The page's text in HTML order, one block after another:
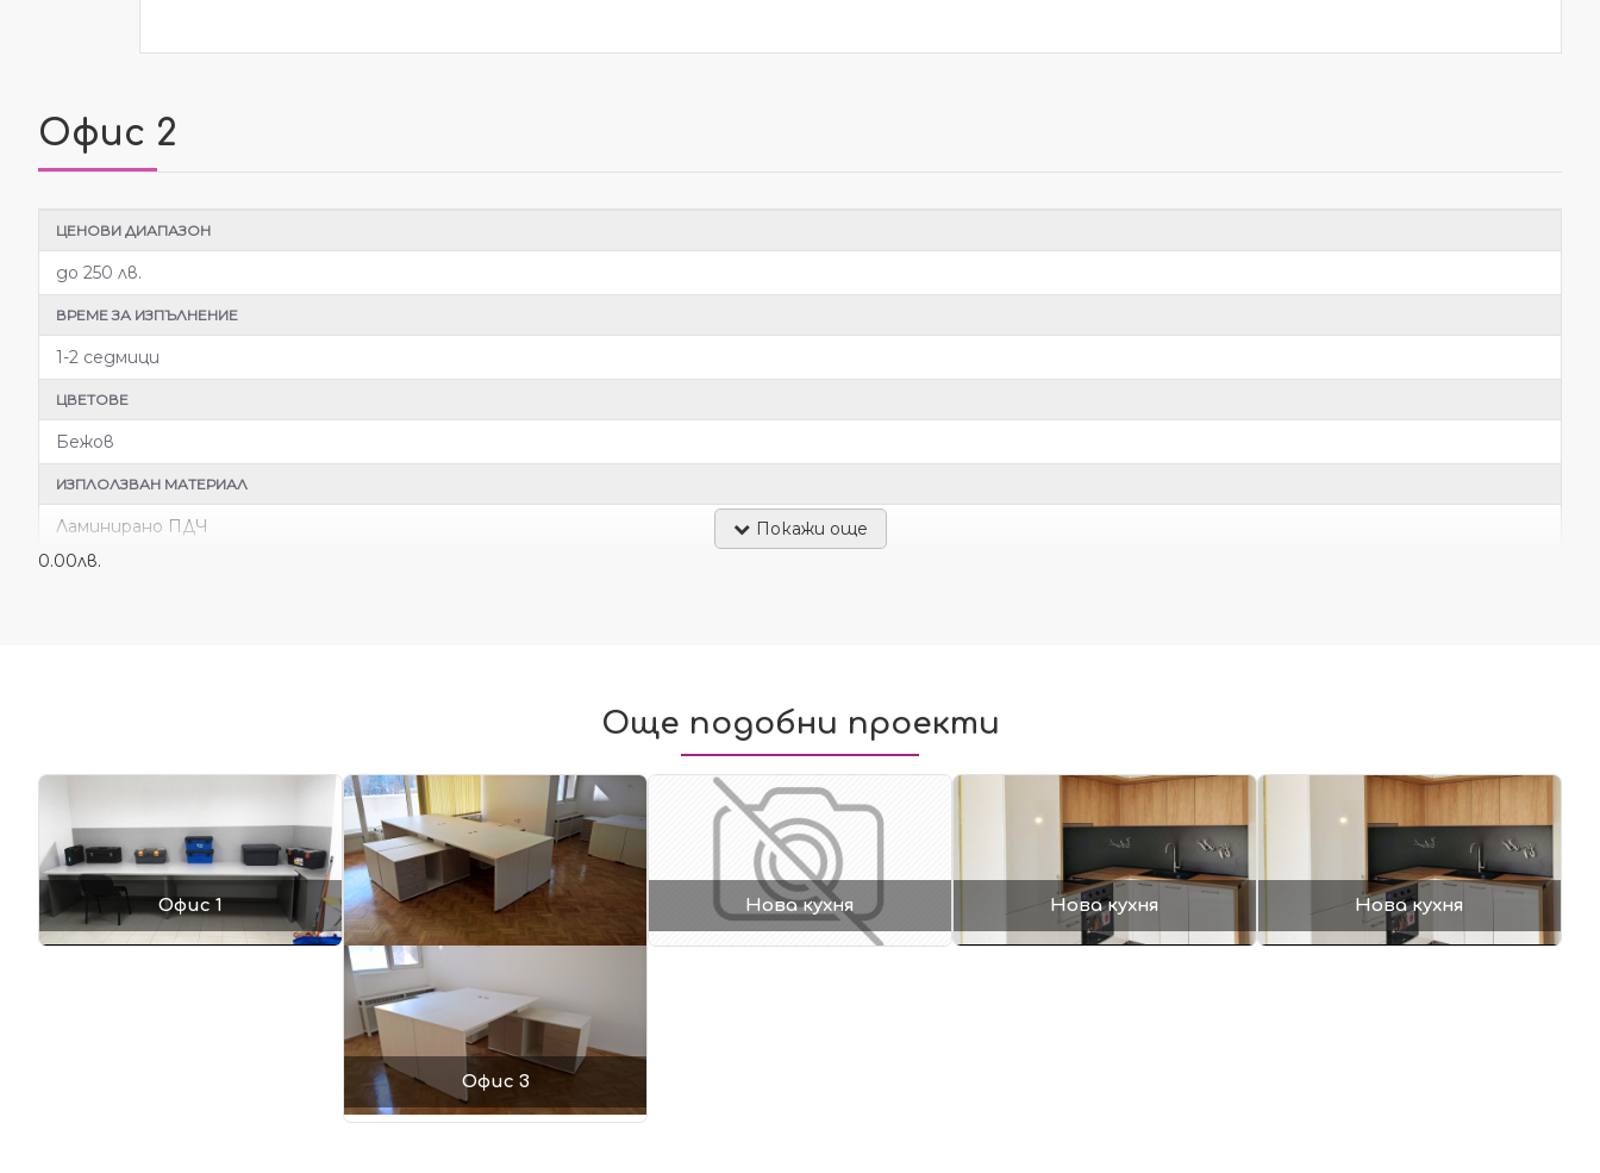
Офис 2
ЦЕНОВИ ДИАПАЗОН
до 250 лв.
ВРЕМЕ ЗА ИЗПЪЛНЕНИЕ
1-2 седмици
ЦВЕТОВЕ
Бежов
ИЗПЛОЛЗВАН МАТЕРИАЛ
Ламинирано ПДЧ
0.00лв.
Още подобни проекти
Офис 1
Офис 3
Нова кухня Нова кухня Нова кухня